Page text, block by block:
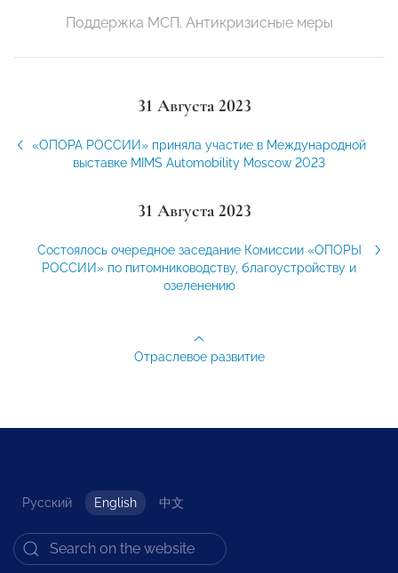
Поддержка МСП. Антикризисные меры
31 Августа 2023
«ОПОРА РОССИИ» приняла участие в Международной
выставке MIMS Automobility Moscow 2023
31 Августа 2023
Состоялось очередное заседание Комиссии «ОПОРЫ
РОССИИ» по питомниководству, благоустройству и
озеленению
Отраслевое развитие
Русский English 中文